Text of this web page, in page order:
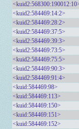
<kuid2:584469:14:2>
<kuid2:584469:28:2>
<kuid2:584469:37:5>
<kuid2:584469:39:3>
<kuid2:584469:73:5>
<kuid2:584469:75:5>
<kuid2:584469:90:3>
<kuid2:584469:91:4>
<kuid:584469:98>
<kuid:584469:113>
<kuid:584469:150>
<kuid:584469:151>
<kuid:584469:152>